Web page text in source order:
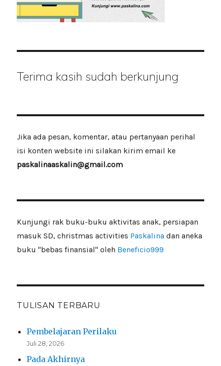
Terima kasih sudah berkunjung
Jika ada pesan, komentar, atau pertanyaan perihal
isi konten website ini silakan kirim email ke
paskalinaaskalin@gmail.com
Kunjungi rak buku-buku aktivitas anak, persiapan
masuk SD, christmas activities Paskalinadan aneka
buku "bebas finansial" oleh Beneficio999
TULISAN TERBARU
Pembelajaran Perilaku
Juli 28, 2026
Pada Akhirnya